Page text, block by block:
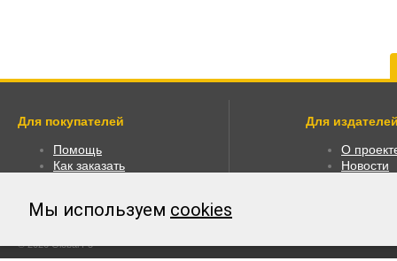
Для покупателей
Помощь
Как заказать
Оплата
Для
О
Новости
© 2026 Global F5
Мы используем cookies